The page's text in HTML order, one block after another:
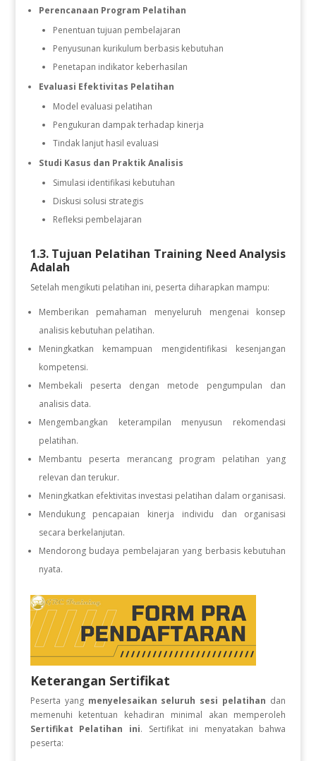
Perencanaan Program Pelatihan
Penentuan tujuan pembelajaran
Penyusunan kurikulum berbasis kebutuhan
Penetapan indikator keberhasilan
Evaluasi Efektivitas Pelatihan
Model evaluasi pelatihan
Pengukuran dampak terhadap kinerja
Tindak lanjut hasil evaluasi
Studi Kasus dan Praktik Analisis
Simulasi identifikasi kebutuhan
Diskusi solusi strategis
Refleksi pembelajaran
1.3. Tujuan Pelatihan Training Need Analysis
Adalah
Setelah mengikuti pelatihan ini, peserta diharapkan mampu:
Memberikan pemahaman menyeluruh mengenai konsep
analisis kebutuhan pelatihan.
Meningkatkan kemampuan mengidentifikasi kesenjangan
kompetensi.
Membekali peserta dengan metode pengumpulan dan
analisis data.
Mengembangkan keterampilan menyusun rekomendasi
pelatihan.
Membantu peserta merancang program pelatihan yang
relevan dan terukur.
Meningkatkan efektivitas investasi pelatihan dalam organisasi.
Mendukung pencapaian kinerja individu dan organisasi
secara berkelanjutan.
Mendorong budaya pembelajaran yang berbasis kebutuhan
nyata.
Keterangan Sertifikat
Peserta yang menyelesaikan seluruh sesi pelatihan dan
memenuhi ketentuan kehadiran minimal akan memperoleh
Sertifikat Pelatihan ini. Sertifikat ini menyatakan bahwa
peserta: